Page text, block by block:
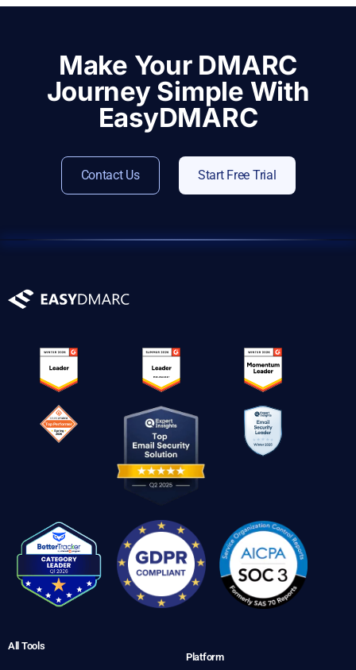
Make Your DMARC
Journey Simple With
EasyDMARC
Contact Us Start Free Trial
All Tools
Platform